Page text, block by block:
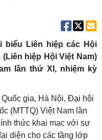
biểu Liên hiệp các Hội
hiệp Hội Việt Nam)
lần thứ XI, nhiệm kỳ
gia, Hà Nội, Đại hội
(MTTQ) Việt Nam lần
thức khai mạc với sự
diện cho các tầng lớp